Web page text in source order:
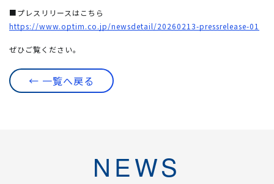
■プレスリリースはこちら
https://www.optim.co.jp/newsdetail/20260213-pressrelease-01
ぜひご覧ください。
← 一覧へ戻る
NEWS